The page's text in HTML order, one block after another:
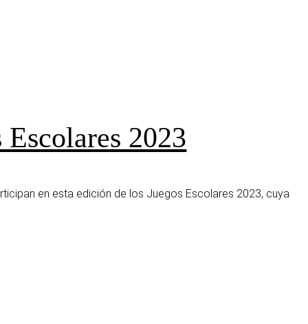
2023
en esta edición de los Juegos Escolares 2023, cuya